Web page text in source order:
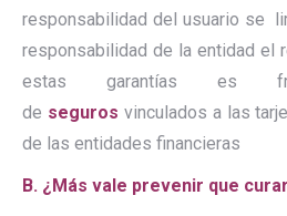
responsabilidad del usuario se
responsabilidad de la entidad el
estas garantías es
de seguros vinculados a las
de las entidades financieras
B. ¿Más vale prevenir que